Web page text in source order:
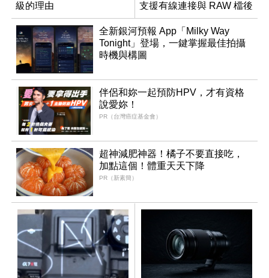
級的理由
支援有線連接與 RAW 檔後
製
全新銀河預報 App「Milky Way
Tonight」登場，一鍵掌握最佳拍攝
時機與構圖
伴侶和妳一起預防HPV，才有資格
說愛妳！
PR（台灣癌症基金會）
超神減肥神器！橘子不要直接吃，
加點這個！體重天天下降
PR（新素簡）